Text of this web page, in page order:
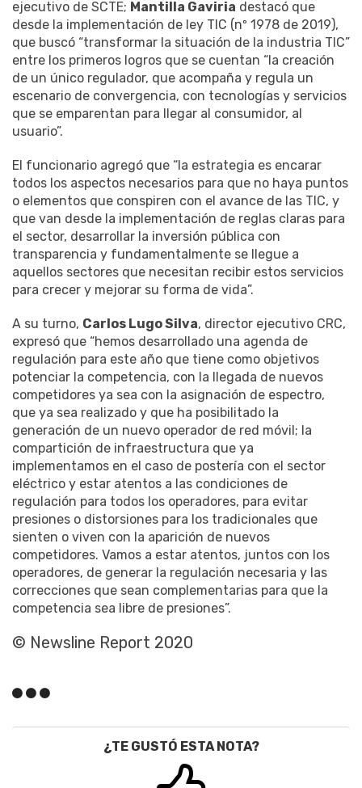
ejecutivo de SCTE; Mantilla Gaviria destacó que
desde la implementación de ley TIC (nº 1978 de 2019),
que buscó “transformar la situación de la industria TIC”
entre los primeros logros que se cuentan “la creación
de un único regulador, que acompaña y regula un
escenario de convergencia, con tecnologías y servicios
que se emparentan para llegar al consumidor, al
usuario”.
El funcionario agregó que “la estrategia es encarar
todos los aspectos necesarios para que no haya puntos
o elementos que conspiren con el avance de las TIC, y
que van desde la implementación de reglas claras para
el sector, desarrollar la inversión pública con
transparencia y fundamentalmente se llegue a
aquellos sectores que necesitan recibir estos servicios
para crecer y mejorar su forma de vida”.
A su turno, Carlos Lugo Silva, director ejecutivo CRC,
expresó que “hemos desarrollado una agenda de
regulación para este año que tiene como objetivos
potenciar la competencia, con la llegada de nuevos
competidores ya sea con la asignación de espectro,
que ya sea realizado y que ha posibilitado la
generación de un nuevo operador de red móvil; la
compartición de infraestructura que ya
implementamos en el caso de postería con el sector
eléctrico y estar atentos a las condiciones de
regulación para todos los operadores, para evitar
presiones o distorsiones para los tradicionales que
sienten o viven con la aparición de nuevos
competidores. Vamos a estar atentos, juntos con los
operadores, de generar la regulación necesaria y las
correcciones que sean complementarias para que la
competencia sea libre de presiones”.
© Newsline Report 2020
¿TE GUSTÓ ESTA NOTA?